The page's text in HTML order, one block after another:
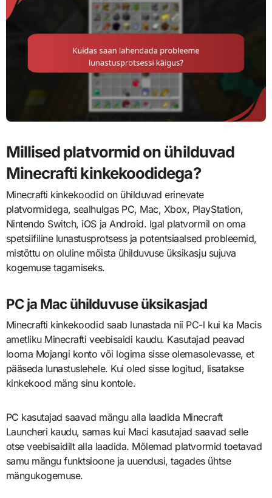
Millised platvormid on ühilduvad
Minecrafti kinkekoodidega?
Minecrafti kinkekoodid on ühilduvad erinevate
platvormidega, sealhulgas PC, Mac, Xbox, PlayStation,
Nintendo Switch, iOS ja Android. Igal platvormil on oma
spetsiifiline lunastusprotsess ja potentsiaalsed probleemid,
mistõttu on oluline mõista ühilduvuse üksikasju sujuva
kogemuse tagamiseks.
PC ja Mac ühilduvuse üksikasjad
Minecrafti kinkekoodid saab lunastada nii PC-l kui ka Macis
ametliku Minecrafti veebisaidi kaudu. Kasutajad peavad
looma Mojangi konto või logima sisse olemasolevasse, et
pääseda lunastuslehele. Kui oled sisse logitud, lisatakse
kinkekood mäng sinu kontole.
PC kasutajad saavad mängu alla laadida Minecraft
Launcheri kaudu, samas kui Maci kasutajad saavad selle
otse veebisaidilt alla laadida. Mõlemad platvormid toetavad
samu mängu funktsioone ja uuendusi, tagades ühtse
mängukogemuse.